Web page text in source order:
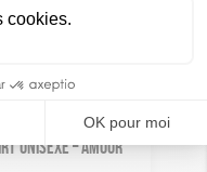
UNISEXE – AMOUR